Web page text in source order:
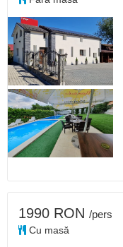
1990 RON /pers
Cu masă